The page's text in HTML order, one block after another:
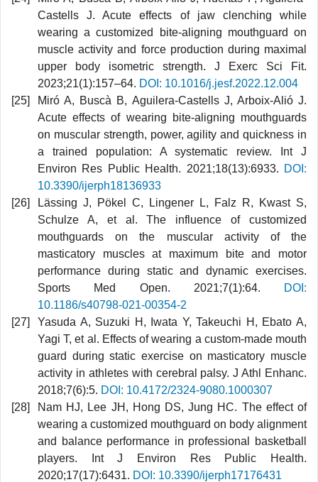
Castells J. Acute effects of jaw clenching while
wearing a customized bite-aligning mouthguard on
muscle activity and force production during maximal
upper body isometric strength. J Exerc Sci Fit.
2023;21(1):157–64. DOI: 10.1016/j.jesf.2022.12.004
Miró A, Buscà B, Aguilera-Castells J, Arboix-Alió J.
Acute effects of wearing bite-aligning mouthguards
on muscular strength, power, agility and quickness in
a trained population: A systematic review. Int J
Environ Res Public Health. 2021;18(13):6933. DOI:
10.3390/ijerph18136933
Lässing J, Pökel C, Lingener L, Falz R, Kwast S,
Schulze A, et al. The influence of customized
mouthguards on the muscular activity of the
masticatory muscles at maximum bite and motor
performance during static and dynamic exercises.
Sports Med Open. 2021;7(1):64.
DOI:
10.1186/s40798-021-00354-2
Yasuda A, Suzuki H, Iwata Y, Takeuchi H, Ebato A,
Yagi T, et al. Effects of wearing a custom-made mouth
guard during static exercise on masticatory muscle
activity in athletes with cerebral palsy. J Athl Enhanc.
2018;7(6):5. DOI: 10.4172/2324-9080.1000307
Nam HJ, Lee JH, Hong DS, Jung HC. The effect of
wearing a customized mouthguard on body alignment
and balance performance in professional basketball
players. Int J Environ Res Public Health.
2020;17(17):6431. DOI: 10.3390/ijerph17176431